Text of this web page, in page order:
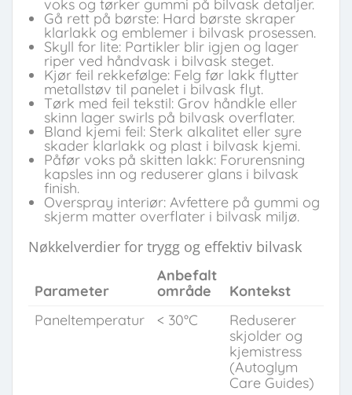
voks og tørker gummi på bilvask detaljer.
Gå rett på børste: Hard børste skraper
klarlakk og emblemer i bilvask prosessen.
Skyll for lite: Partikler blir igjen og lager
riper ved håndvask i bilvask steget.
Kjør feil rekkefølge: Felg før lakk flytter
metallstøv til panelet i bilvask flyt.
Tørk med feil tekstil: Grov håndkle eller
skinn lager swirls på bilvask overflater.
Bland kjemi feil: Sterk alkalitet eller syre
skader klarlakk og plast i bilvask kjemi.
Påfør voks på skitten lakk: Forurensning
kapsles inn og reduserer glans i bilvask
finish.
Overspray interiør: Avfettere på gummi og
skjerm matter overflater i bilvask miljø.
Nøkkelverdier for trygg og effektiv bilvask
Parameter
Anbefalt
område
Kontekst
Paneltemperatur
< 30°C
Reduserer
skjolder og
kjemistress
(Autoglym
Care Guides)